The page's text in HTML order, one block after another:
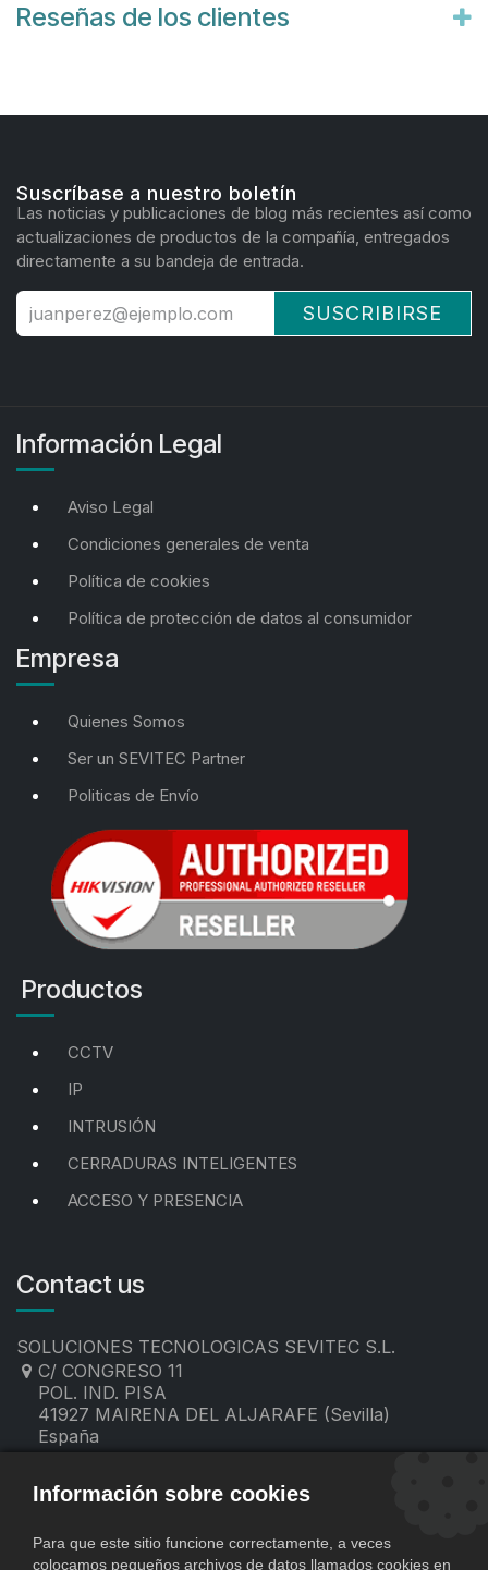
Reseñas de los clientes
Suscríbase a nuestro boletín
Las noticias y publicaciones de blog más recientes así como
actualizaciones de productos de la compañía, entregados
directamente a su bandeja de entrada.
SUSCRIBIRSE
Información Legal
Aviso Legal
Condiciones generales de venta
Política de cookies
Política de protección de datos al consumidor
Empresa
Quienes Somos
Ser un SEVITEC Partner
Politicas de Envío
Productos
CCTV
IP
INTRUSIÓN
CERRADURAS INTELIGENTES
ACCESO Y PRESENCIA
Contact us
SOLUCIONES TECNOLOGICAS SEVITEC S.L.
C/ CONGRESO 11
POL. IND. PISA
41927 MAIRENA DEL ALJARAFE (Sevilla)
España
contacto@sevitec.es
Información sobre cookies
Para que este sitio funcione correctamente, a veces
colocamos pequeños archivos de datos llamados cookies en